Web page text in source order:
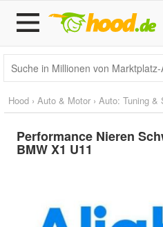
Hood › Auto & Motor › Auto: Tuning &
Performance Nieren
BMW X1 U11